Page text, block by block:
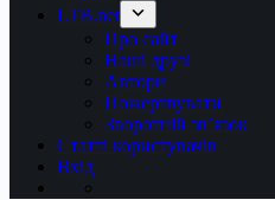
LTB.net
Про сайт
Наші друзі
Автори
Пожертвувати
Зворотній зв’язок
Статті користувачів
Вхід